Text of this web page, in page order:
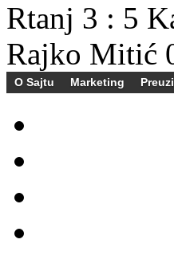
Rtanj 3 : 5
Rajko Mitić
O Sajtu Marketing